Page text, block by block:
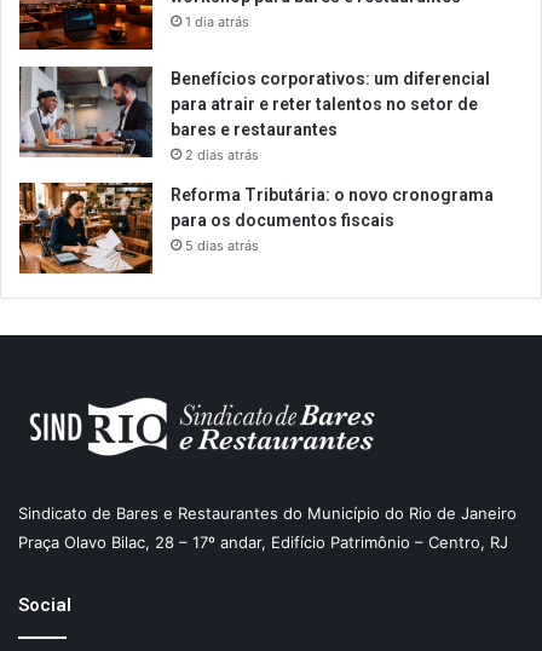
1 dia atrás
Benefícios corporativos: um diferencial
para atrair e reter talentos no setor de
bares e restaurantes
2 dias atrás
Reforma Tributária: o novo cronograma
para os documentos fiscais
5 dias atrás
Sindicato de Bares e Restaurantes do Município do Rio de Janeiro
Praça Olavo Bilac, 28 – 17º andar, Edifício Patrimônio – Centro, RJ
Social